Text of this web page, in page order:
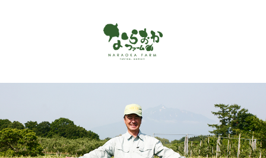
ホーム
ならおかファームで作っているもの
お客様の声